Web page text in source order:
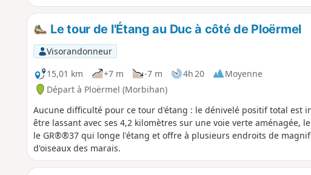
Le tour de l'Étang au Duc à côté de Ploërmel
Visorandonneur
15,01 km
+7 m -7 m 4h 20
Moyenne
Départ à Ploërmel (Morbihan)
Aucune difficulté pour ce tour d'étang : le dénivelé positif total est
être lassant avec ses 4,2 kilomètres sur une voie verte aménagée,
le GR®®37 qui longe l'étang et offre à plusieurs endroits de
d'oiseaux des marais.